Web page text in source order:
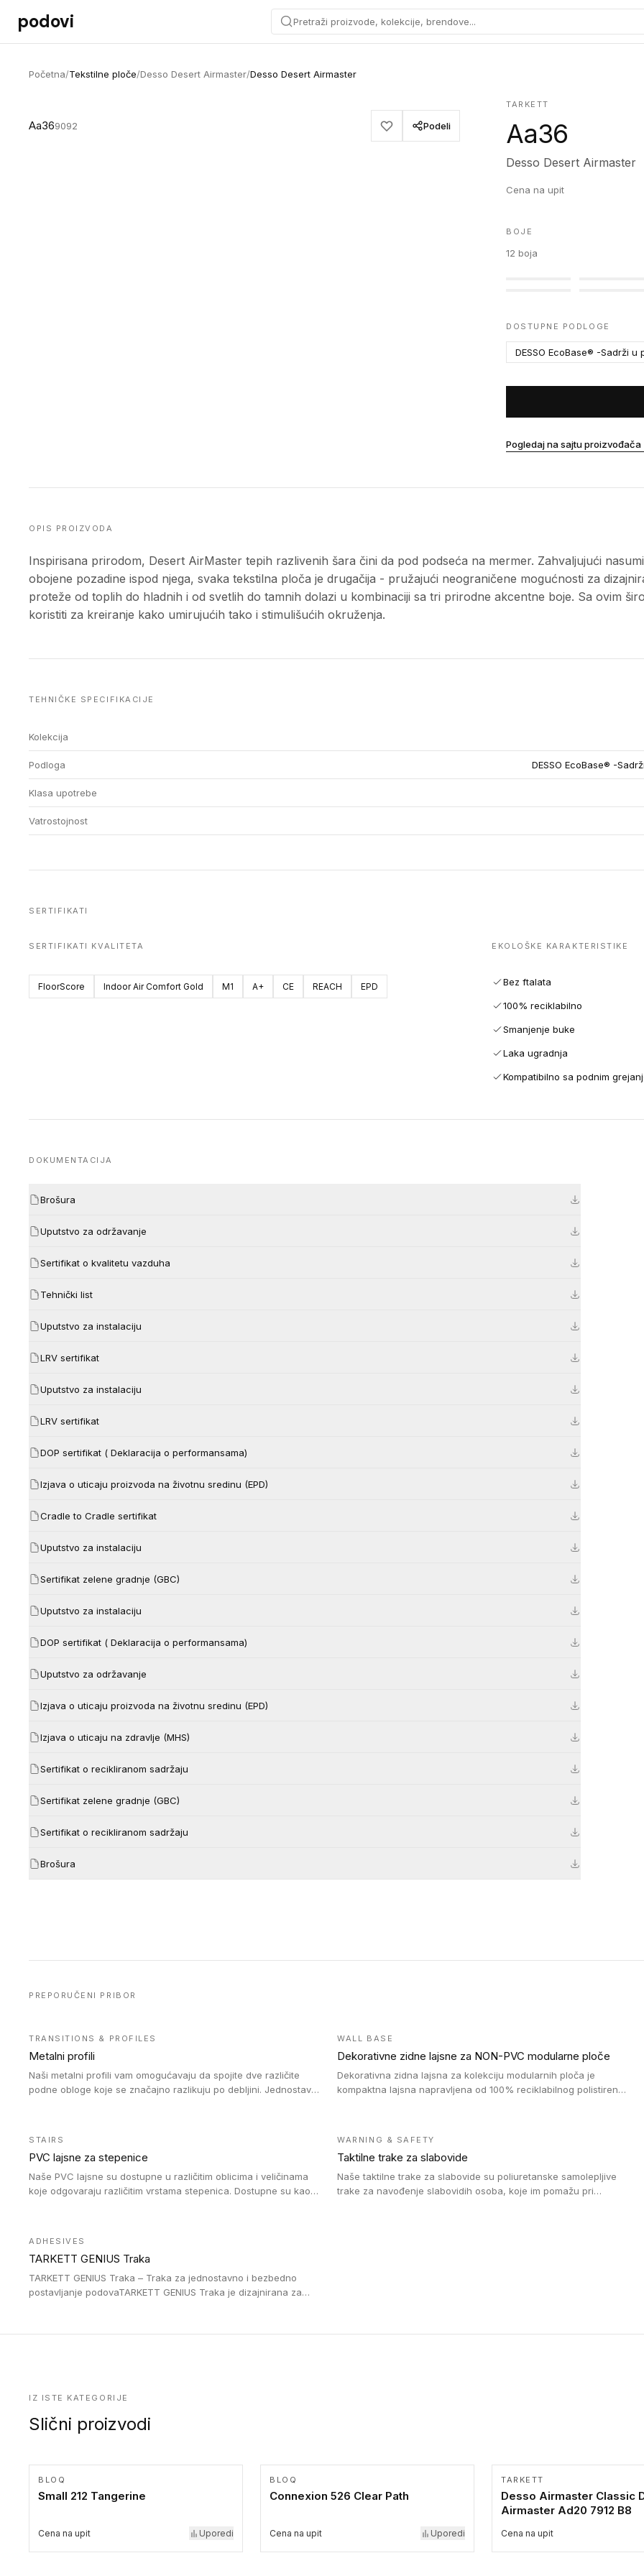
Preskoči na sadržaj
podovi Pretraži proizvode, kolekcije, brendove...
Početna/Tekstilne ploče/Desso Desert Airmaster/Desso Desert Airmaster
Aa369092 Podeli
TARKETT
Aa36
Desso Desert Airmaster
Cena na upit
BOJE
12 boja
DOSTUPNE PODLOGE
DESSO EcoBase® -Sadrži
Pogledaj na sajtu proizvođača
OPIS PROIZVODA
Inspirisana prirodom, Desert AirMaster tepih razlivenih šara čini da pod podseća na mermer. Zahvaljujući
obojene pozadine ispod njega, svaka tekstilna ploča je drugačija - pružajući neograničene mogućnosti za
proteže od toplih do hladnih i od svetlih do tamnih dolazi u kombinaciji sa tri prirodne akcentne boje. Sa ovim
koristiti za kreiranje kako umirujućih tako i stimulišućih okruženja.
TEHNIČKE SPECIFIKACIJE
Kolekcija
Podloga DESSO EcoBase® -
Klasa upotrebe
Vatrostojnost
SERTIFIKATI
SERTIFIKATI KVALITETA
FloorScore Indoor Air Comfort Gold M1 A+ CE REACH EPD
EKOLOŠKE KARAKTERISTIKE
Bez ftalata
100% reciklabilno
Smanjenje buke
Laka ugradnja
Kompatibilno sa podnim
DOKUMENTACIJA
Brošura
Uputstvo za održavanje
Sertifikat o kvalitetu vazduha
Tehnički list
Uputstvo za instalaciju
LRV sertifikat
Uputstvo za instalaciju
LRV sertifikat
DOP sertifikat ( Deklaracija o performansama)
Izjava o uticaju proizvoda na životnu sredinu (EPD)
Cradle to Cradle sertifikat
Uputstvo za instalaciju
Sertifikat zelene gradnje (GBC)
Uputstvo za instalaciju
DOP sertifikat ( Deklaracija o performansama)
Uputstvo za održavanje
Izjava o uticaju proizvoda na životnu sredinu (EPD)
Izjava o uticaju na zdravlje (MHS)
Sertifikat o recikliranom sadržaju
Sertifikat zelene gradnje (GBC)
Sertifikat o recikliranom sadržaju
Brošura
PREPORUČENI PRIBOR
TRANSITIONS & PROFILES
Metalni profili
Naši metalni profili vam omogućavaju da spojite dve različite
podne obloge koje se značajno razlikuju po debljini. Jednostavni
WALL BASE
Dekorativne zidne lajsne za NON-PVC modularne ploče
Dekorativna zidna lajsna za kolekciju modularnih ploča je
kompaktna lajsna napravljena od 100% reciklabilnog polistirena,
STAIRS
PVC lajsne za stepenice
Naše PVC lajsne su dostupne u različitim oblicima i veličinama
koje odgovaraju različitim vrstama stepenica. Dostupne su kao
uglom, sa poluprečnikom savijanja od 2R za stepenice više od
16 cm. Poste i verzije od aluminijuma za oblasti pod visokim
opterećenjem. Postavljaju se na postojeći pod. Veoma su
WARNING & SAFETY
Taktilne trake za slabovide
Naše taktilne trake za slabovide su poliuretanske samolepljive
trake za navođenje slabovidih osoba, koje im pomažu pri
ADHESIVES
TARKETT GENIUS Traka
TARKETT GENIUS Traka – Traka za jednostavno i bezbedno
postavljanje podovaTARKETT GENIUS Traka je dizajnirana za
IZ ISTE KATEGORIJE
Slični proizvodi
BLOQ
Small 212 Tangerine
Cena na upit Uporedi
BLOQ
Connexion 526 Clear Path
Cena na upit Uporedi
TARKETT
Desso Airmaster Classic
Airmaster Ad20 7912 B8
Cena na upit